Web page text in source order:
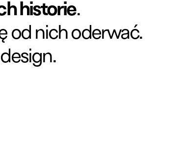
historie.
od nich oderwać.